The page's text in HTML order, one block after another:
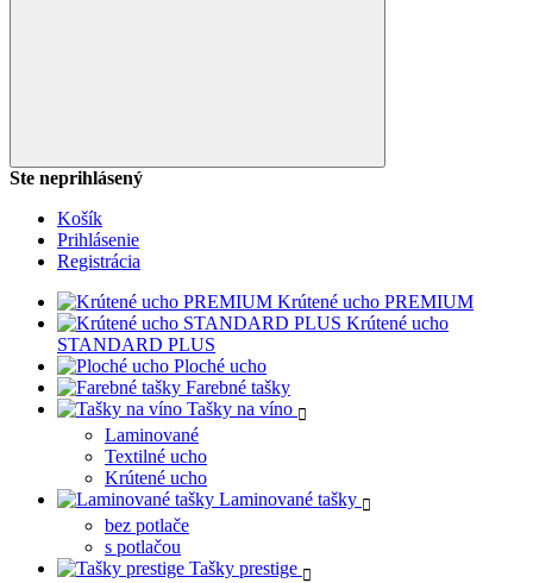
Ste neprihlásený
Košík
Prihlásenie
Registrácia
Krútené ucho PREMIUM
Krútené ucho
STANDARD PLUS
Ploché ucho
Farebné tašky
Tašky na víno
Laminované
Textilné ucho
Krútené ucho
Laminované tašky
bez potlače
s potlačou
Tašky prestige